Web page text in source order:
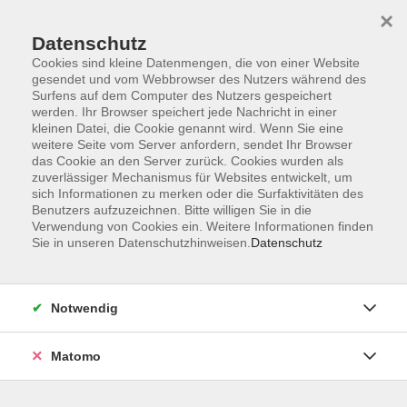
Zum Hauptinhalt springen
Der Kurs konnte nicht gefunden werden.
Volkshochschule Bad Reichenhall
Datenschutz
Cookies sind kleine Datenmengen, die von einer Website
gesendet und vom Webbrowser des Nutzers während des
Surfens auf dem Computer des Nutzers gespeichert
werden. Ihr Browser speichert jede Nachricht in einer
kleinen Datei, die Cookie genannt wird. Wenn Sie eine
weitere Seite vom Server anfordern, sendet Ihr Browser
das Cookie an den Server zurück. Cookies wurden als
zuverlässiger Mechanismus für Websites entwickelt, um
sich Informationen zu merken oder die Surfaktivitäten des
Benutzers aufzuzeichnen. Bitte willigen Sie in die
Verwendung von Cookies ein. Weitere Informationen finden
Sie in unseren Datenschutzhinweisen. Datenschutz
×
Notwendig
Matomo